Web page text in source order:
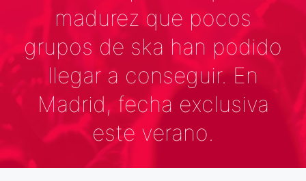
madurez que pocos
grupos de ska han podido
llegar a conseguir. En
Madrid, fecha exclusiva
este verano.